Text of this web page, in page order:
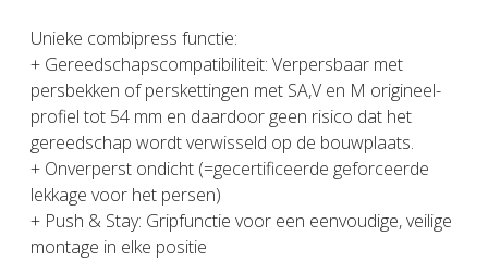
Unieke combipress functie:
+ Gereedschapscompatibiliteit: Verpersbaar met
persbekken of perskettingen met SA,V en M origineel-
profiel tot 54 mm en daardoor geen risico dat het
gereedschap wordt verwisseld op de bouwplaats.
+ Onverperst ondicht (=gecertificeerde geforceerde
lekkage voor het persen)
+ Push & Stay: Gripfunctie voor een eenvoudige, veilige
montage in elke positie